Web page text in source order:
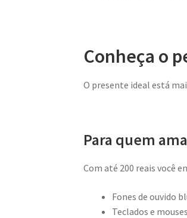
Conheça o
O presente ideal está
Para quem
Com até 200 reais você
Fones de ouvido
Teclados e